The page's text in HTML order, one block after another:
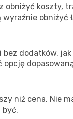
obniżyć koszty,
obniżyć
dodatków, jak
niż cena. Nie
być.